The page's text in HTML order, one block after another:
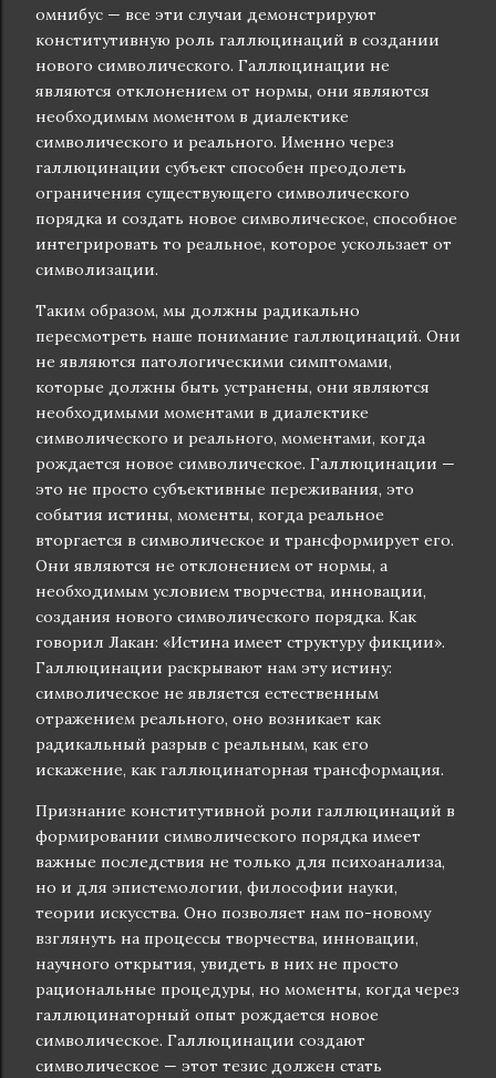
омнибус — все эти случаи демонстрируют
конститутивную роль галлюцинаций в создании
нового символического. Галлюцинации не
являются отклонением от нормы, они являются
необходимым моментом в диалектике
символического и реального. Именно через
галлюцинации субъект способен преодолеть
ограничения существующего символического
порядка и создать новое символическое, способное
интегрировать то реальное, которое ускользает от
символизации.
Таким образом, мы должны радикально
пересмотреть наше понимание галлюцинаций. Они
не являются патологическими симптомами,
которые должны быть устранены, они являются
необходимыми моментами в диалектике
символического и реального, моментами, когда
рождается новое символическое. Галлюцинации —
это не просто субъективные переживания, это
события истины, моменты, когда реальное
вторгается в символическое и трансформирует его.
Они являются не отклонением от нормы, а
необходимым условием творчества, инновации,
создания нового символического порядка. Как
говорил Лакан: «Истина имеет структуру фикции».
Галлюцинации раскрывают нам эту истину:
символическое не является естественным
отражением реального, оно возникает как
радикальный разрыв с реальным, как его
искажение, как галлюцинаторная трансформация.
Признание конститутивной роли галлюцинаций в
формировании символического порядка имеет
важные последствия не только для психоанализа,
но и для эпистемологии, философии науки,
теории искусства. Оно позволяет нам по-новому
взглянуть на процессы творчества, инновации,
научного открытия, увидеть в них не просто
рациональные процедуры, но моменты, когда через
галлюцинаторный опыт рождается новое
символическое. Галлюцинации создают
символическое — этот тезис должен стать